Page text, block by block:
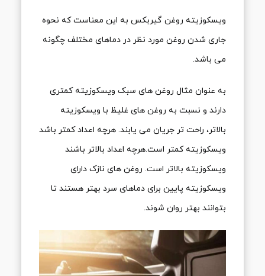
ویسکوزیته روغن گیربکس به این معناست که نحوه
جاری شدن روغن مورد نظر در دماهای مختلف چگونه
می باشد.
به عنوان مثال روغن های سبک ویسکوزیته کمتری
دارند و نسبت به روغن های غلیظ با ویسکوزیته
بالاتر، راحت تر جریان می یابند. هرچه اعداد کمتر باشد
ویسکوزیته کمتر است.هرچه اعداد بالاتر باشند
ویسکوزیته بالاتر است. روغن های نازک دارای
ویسکوزیته پایین برای دماهای سرد بهتر هستند تا
بتوانند بهتر روان شوند.